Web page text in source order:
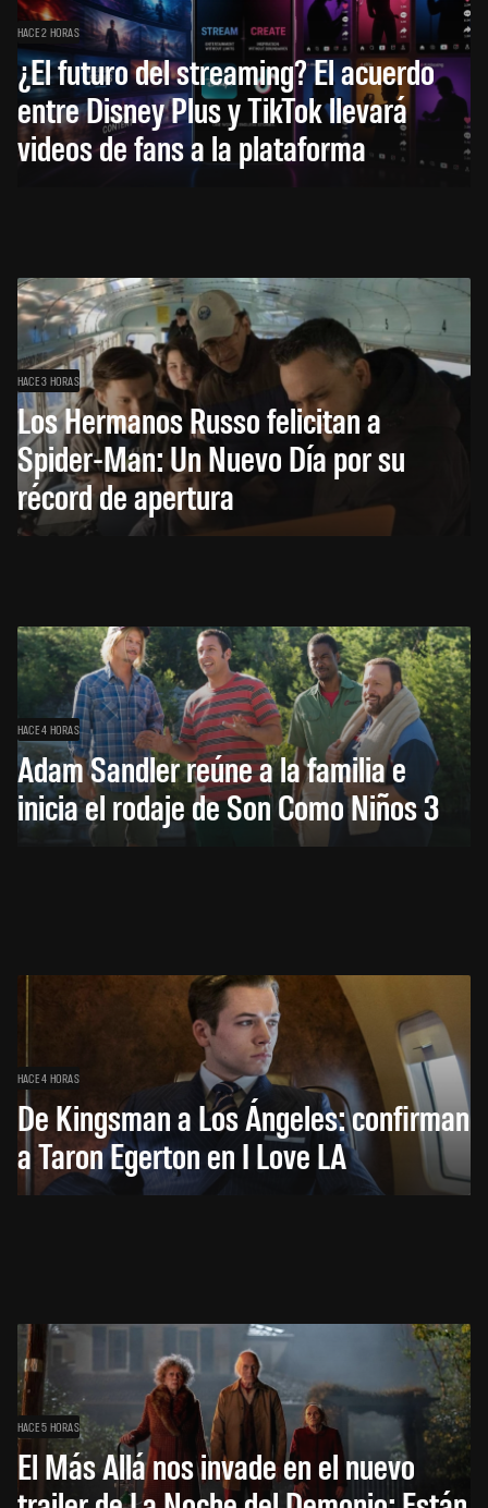
HACE 2 HORAS
¿El futuro del streaming? El acuerdo
entre Disney Plus y TikTok llevará
videos de fans a la plataforma
HACE 3 HORAS
Los Hermanos Russo felicitan a
Spider-Man: Un Nuevo Día por su
récord de apertura
HACE 4 HORAS
Adam Sandler reúne a la familia e
inicia el rodaje de Son Como Niños 3
HACE 4 HORAS
De Kingsman a Los Ángeles: confirman
a Taron Egerton en I Love LA
HACE 5 HORAS
El Más Allá nos invade en el nuevo